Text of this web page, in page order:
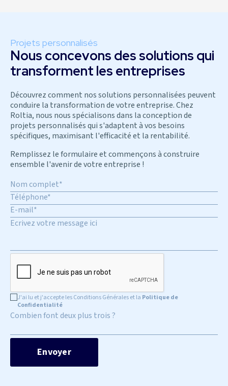
Projets personnalisés
Nous concevons des solutions qui
transforment les entreprises
Découvrez comment nos solutions personnalisées peuvent
conduire la transformation de votre entreprise. Chez
Roltia, nous nous spécialisons dans la conception de
projets personnalisés qui s'adaptent à vos besoins
spécifiques, maximisant l'efficacité et la rentabilité.
Remplissez le formulaire et commençons à construire
ensemble l'avenir de votre entreprise !
J'ai lu et j'accepte les Conditions Générales et la Politique de
Confidentialité
Combien font deux plus trois ?